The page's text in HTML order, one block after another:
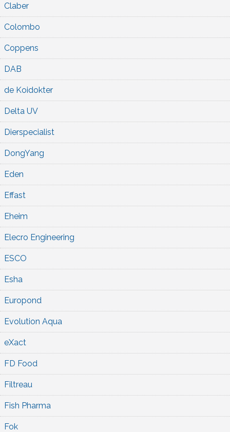
Claber
Colombo
Coppens
DAB
de Koidokter
Delta UV
Dierspecialist
DongYang
Eden
Effast
Eheim
Elecro Engineering
ESCO
Esha
Europond
Evolution Aqua
eXact
FD Food
Filtreau
Fish Pharma
Fok